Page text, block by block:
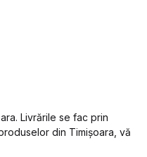
Livrările se fac prin
din Timișoara, vă